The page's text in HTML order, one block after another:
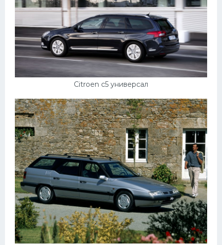
Citroen c5 универсал